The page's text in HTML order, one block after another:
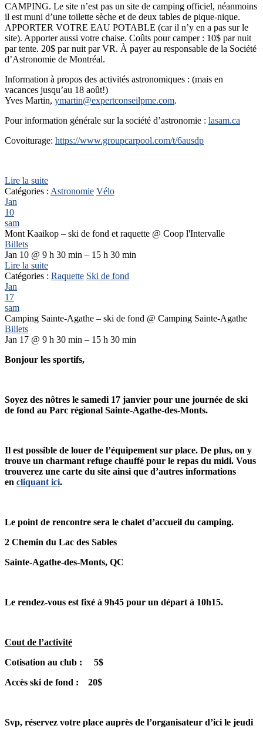
CAMPING. Le site n’est pas un site de camping officiel, néanmoins
il est muni d’une toilette sèche et de deux tables de pique-nique.
APPORTER VOTRE EAU POTABLE (car il n’y en a pas sur le
site). Apporter aussi votre chaise. Coûts pour camper : 10$ par nuit
par tente. 20$ par nuit par VR. À payer au responsable de la Société
d’Astronomie de Montréal.
Information à propos des activités astronomiques : (mais en
vacances jusqu’au 18 août!)
Yves Martin, ymartin@expertconseilpme.com.
Pour information générale sur la société d’astronomie : lasam.ca
Covoiturage: https://www.groupcarpool.com/t/6ausdp
Lire la suite
Catégories : Astronomie Vélo
Jan
10
sam
Mont Kaaikop – ski de fond et raquette @ Coop l'Intervalle
Billets
Jan 10 @ 9 h 30 min – 15 h 30 min
Lire la suite
Catégories : Raquette Ski de fond
Jan
17
sam
Camping Sainte-Agathe – ski de fond @ Camping Sainte-Agathe
Billets
Jan 17 @ 9 h 30 min – 15 h 30 min
Bonjour les sportifs,
Soyez des nôtres le samedi 17 janvier pour une journée de ski
de fond au Parc régional Sainte-Agathe-des-Monts.
Il est possible de louer de l’équipement sur place. De plus, on y
trouve un charmant refuge chauffé pour le repas du midi. Vous
trouverez une carte du site ainsi que d’autres informations
en cliquant ici.
Le point de rencontre sera le chalet d’accueil du camping.
2 Chemin du Lac des Sables
Sainte-Agathe-des-Monts, QC
Le rendez-vous est fixé à 9h45 pour un départ à 10h15.
Cout de l’activité
Cotisation au club : 5$
Accès ski de fond : 20$
Svp, réservez votre place auprès de l’organisateur d’ici le jeudi